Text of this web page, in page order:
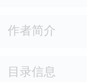
作者简介
目录信息